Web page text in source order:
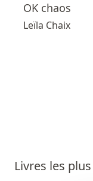
OK chaos
Leïla Chaix
Livres les